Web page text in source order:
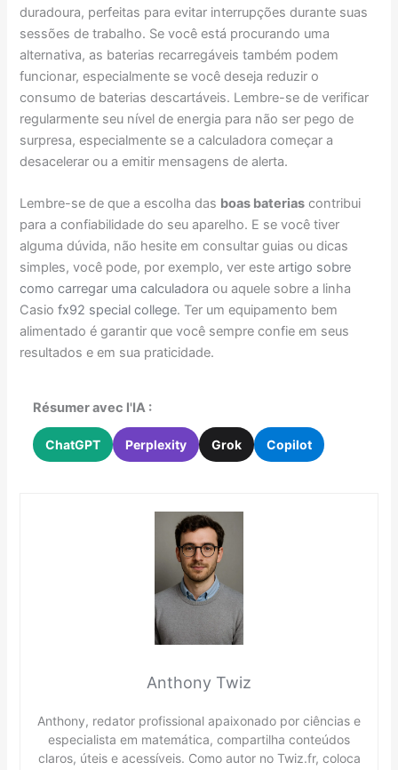
duradoura, perfeitas para evitar interrupções durante suas
sessões de trabalho. Se você está procurando uma
alternativa, as baterias recarregáveis também podem
funcionar, especialmente se você deseja reduzir o
consumo de baterias descartáveis. Lembre-se de verificar
regularmente seu nível de energia para não ser pego de
surpresa, especialmente se a calculadora começar a
desacelerar ou a emitir mensagens de alerta.
Lembre-se de que a escolha das boas baterias contribui
para a confiabilidade do seu aparelho. E se você tiver
alguma dúvida, não hesite em consultar guias ou dicas
simples, você pode, por exemplo, ver esteartigo sobre
como carregar uma calculadora ou aquele sobre a linha
Casiofx92 special college. Ter um equipamento bem
alimentado é garantir que você sempre confie em seus
resultados e em sua praticidade.
Résumer avec l'IA :
ChatGPT Perplexity Grok Copilot
Anthony Twiz
Anthony, redator profissional apaixonado por ciências e
especialista em matemática, compartilha conteúdos
claros, úteis e acessíveis. Como autor no Twiz.fr, coloca